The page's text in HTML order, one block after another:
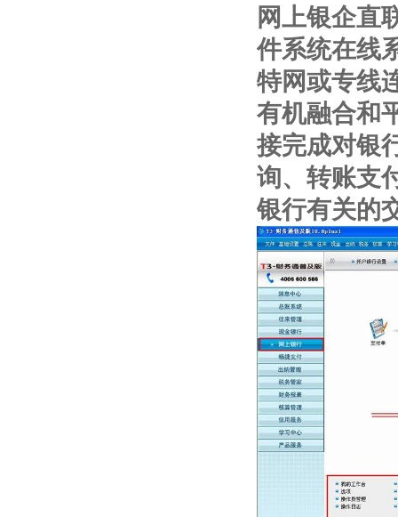
网上银企直
件系统在线
特网或专线
有机融合和
接完成对银
询、转账支
银行有关的